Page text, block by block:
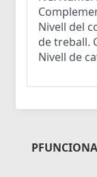
Nivell del
de treball.
Nivell de